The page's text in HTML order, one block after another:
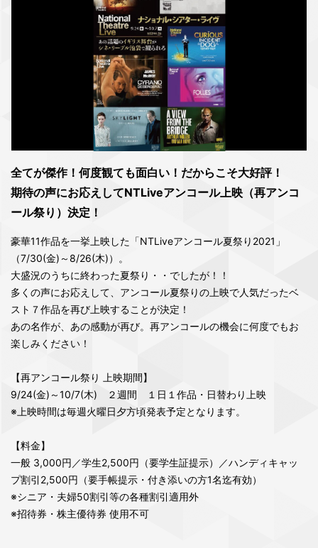
全てが傑作！何度観ても面白い！だからこそ大好評！
期待の声にお応えしてNTLiveアンコール上映（再アンコ
ール祭り）決定！
豪華11作品を一挙上映した「NTLiveアンコール夏祭り2021」
（7/30(金)～8/26(木)）。
大盛況のうちに終わった夏祭り・・でしたが！！
多くの声にお応えして、アンコール夏祭りの上映で人気だったベ
スト７作品を再び上映することが決定！
あの名作が、あの感動が再び。再アンコールの機会に何度でもお
楽しみください！
【再アンコール祭り 上映期間】
9/24(金)～10/7(木) ２週間 １日１作品・日替わり上映
※上映時間は毎週火曜日夕方頃発表予定となります。
【料金】
一般 3,000円／学生2,500円（要学生証提示）／ハンディキャッ
プ割引2,500円（要手帳提示・付き添いの方1名迄有効）
※シニア・夫婦50割引等の各種割引適用外
※招待券・株主優待券 使用不可